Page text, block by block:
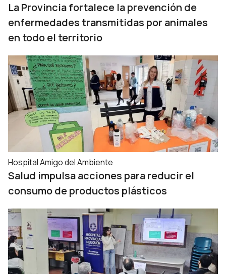
La Provincia fortalece la prevención de
enfermedades transmitidas por animales
en todo el territorio
Hospital Amigo del Ambiente
Salud impulsa acciones para reducir el
consumo de productos plásticos